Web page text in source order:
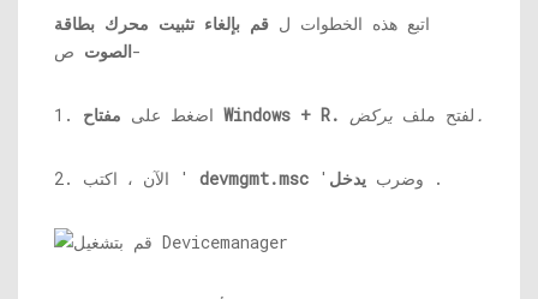
اتبع هذه الخطوات ل قم بإلغاء تثبيت محرك بطاقة
الصوتص-
1. اضغط على مفتاح Windows + R. لفتح ملف يركض.
2. الآن ، اكتب ' devmgmt.msc 'وضرب يدخل .